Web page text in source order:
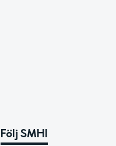
Följ SMHI